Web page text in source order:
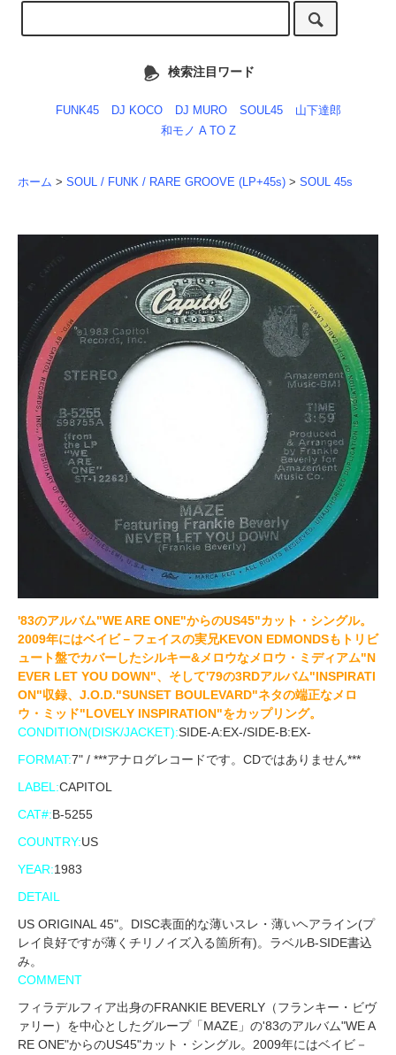
検索注目ワード
FUNK45 DJ KOCO DJ MURO SOUL45
山下達郎
和モノ A TO Z
ホーム > SOUL / FUNK / RARE GROOVE (LP+45s) > SOUL 45s
'83のアルバム"WE ARE ONE"からのUS45"カット・シングル。
2009年にはベイビ－フェイスの実兄KEVON EDMONDSもトリビ
ュート盤でカバーしたシルキー&メロウなメロウ・ミディアム"N
EVER LET YOU DOWN"、そして'79の3RDアルバム"INSPIRATI
ON"収録、J.O.D."SUNSET BOULEVARD"ネタの端正なメロ
ウ・ミッド"LOVELY INSPIRATION"をカップリング。
CONDITION(DISK/JACKET):SIDE-A:EX-/SIDE-B:EX-
FORMAT:7" / ***アナログレコードです。CDではありません***
LABEL:CAPITOL
CAT#:B-5255
COUNTRY:US
YEAR:1983
DETAIL
US ORIGINAL 45"。DISC表面的な薄いスレ・薄いヘアライン(プ
レイ良好ですが薄くチリノイズ入る箇所有)。ラベルB-SIDE書込
み。
COMMENT
フィラデルフィア出身のFRANKIE BEVERLY（フランキー・ビヴ
ァリー）を中心としたグループ「MAZE」の'83のアルバム"WE A
RE ONE"からのUS45"カット・シングル。2009年にはベイビ－